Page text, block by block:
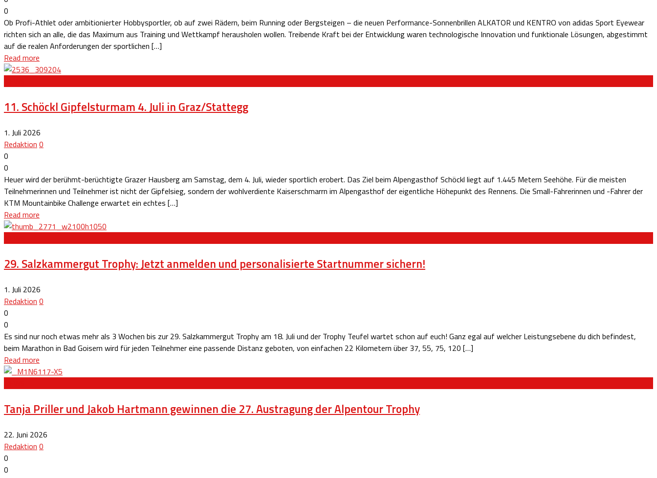
0
Ob Profi-Athlet oder ambitionierter Hobbysportler, ob auf zwei Rädern, beim Running oder Bergsteigen – die neuen Performance-Sonnenbrillen ALKATOR und KENTRO von adidas Sport Eyewear
richten sich an alle, die das Maximum aus Training und Wettkampf herausholen wollen. Treibende Kraft bei der Entwicklung waren technologische Innovation und funktionale Lösungen, abgestimmt
auf die realen Anforderungen der sportlichen […]
Read more
11. Schöckl Gipfelsturmam 4. Juli in Graz/Stattegg
1. Juli 2026
Redaktion 0
0
0
Heuer wird der berühmt-berüchtigte Grazer Hausberg am Samstag, dem 4. Juli, wieder sportlich erobert. Das Ziel beim Alpengasthof Schöckl liegt auf 1.445 Metern Seehöhe. Für die meisten
Teilnehmerinnen und Teilnehmer ist nicht der Gipfelsieg, sondern der wohlverdiente Kaiserschmarrn im Alpengasthof der eigentliche Höhepunkt des Rennens. Die Small-Fahrerinnen und -Fahrer der
KTM Mountainbike Challenge erwartet ein echtes […]
Read more
29. Salzkammergut Trophy: Jetzt anmelden und personalisierte Startnummer sichern!
1. Juli 2026
Redaktion 0
0
0
Es sind nur noch etwas mehr als 3 Wochen bis zur 29. Salzkammergut Trophy am 18. Juli und der Trophy Teufel wartet schon auf euch! Ganz egal auf welcher Leistungsebene du dich befindest,
beim Marathon in Bad Goisern wird für jeden Teilnehmer eine passende Distanz geboten, von einfachen 22 Kilometern über 37, 55, 75, 120 […]
Read more
Tanja Priller und Jakob Hartmann gewinnen die 27. Austragung der Alpentour Trophy
22. Juni 2026
Redaktion 0
0
0